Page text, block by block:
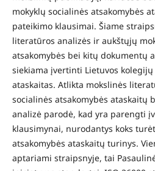
mokyklų socialinės atsakomybės
pateikimo klausimai. Šiame
literatūros analizės ir aukštųjų
atsakomybės bei kitų dokumentų
siekiama įvertinti Lietuvos
ataskaitas. Atlikta mokslinės
socialinės atsakomybės ataskaitų
analizė parodė, kad yra parengti
klausimynai, nurodantys koks
atsakomybės ataskaitų turinys.
aptariami straipsnyje, tai